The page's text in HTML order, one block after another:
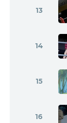
13
14
15
16